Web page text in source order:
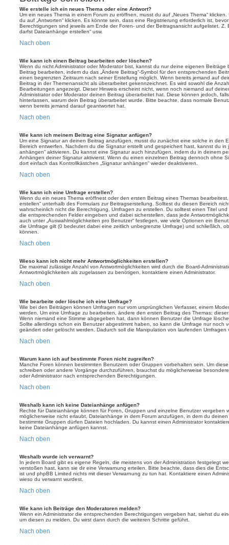
Wie erstelle ich ein neues Thema oder eine Antwort?
Um ein neues Thema in einem Forum zu eröffnen, musst du auf „Neues Thema“
du auf „Antworten“ klicken. Es könnte sein, dass eine Registrierung erforderlich ist,
Berechtigungen sind jeweils am Ende der Foren- und der Beitragsansicht aufgelistet. Z.
darfst Dateianhänge erstellen“ usw.
Nach oben
Wie kann ich einen Beitrag bearbeiten oder löschen?
Wenn du nicht Administrator oder Moderator bist, kannst du nur deine eigenen
Beitrag bearbeiten, indem du das „Ändere Beitrag“-Symbol für den entsprechenden
einen begrenzten Zeitraum nach seiner Erstellung möglich. Wenn bereits jemand auf
Beitrag in der Themenansicht als überarbeitet gekennzeichnet. Es wird sowohl die
Bearbeitungen angezeigt. Dieser Hinweis erscheint nicht, wenn noch niemand auf
Administrator oder Moderator deinen Beitrag überarbeitet hat. Diese können jedoch,
hinterlassen, warum dein Beitrag überarbeitet wurde. Bitte beachte, dass normale
wenn bereits jemand darauf geantwortet hat.
Nach oben
Wie kann ich meinem Beitrag eine Signatur anfügen?
Um eine Signatur an deinen Beitrag anzufügen, musst du zunächst eine solche in den
Bereich entwerfen. Nachdem du die Signatur erstellt und gespeichert hast, kannst du in
anhängen“ aktivieren. Du kannst eine Signatur auch hinzufügen, indem du in deinem
Anhängen deiner Signatur aktivierst. Wenn du einen einzelnen Beitrag dennoch ohne
dort einfach das Kontrollkästchen „Signatur anhängen“ wieder deaktivieren.
Nach oben
Wie kann ich eine Umfrage erstellen?
Wenn du ein neues Thema eröffnest oder den ersten Beitrag eines Themas
erstellen“ unterhalb des Formulars zur Beitragserstellung. Solltest du diesen Bereich
wahrscheinlich nicht die Berechtigung, Umfragen zu erstellen. Du solltest einen Titel
die entsprechenden Felder eingeben und dabei sicherstellen, dass jede
auch unter „Auswahlmöglichkeiten pro Benutzer“ festlegen, wie viele Optionen ein
die Umfrage gilt (0 bedeutet dabei eine zeitlich unbegrenzte Umfrage) und schließlich,
können.
Nach oben
Wieso kann ich nicht mehr Antwortmöglichkeiten erstellen?
Die maximal zulässige Anzahl von Antwortmöglichkeiten wird durch die Board-
Antwortmöglichkeiten als zugelassen zu benötigen, kontaktiere einen Administrator.
Nach oben
Wie bearbeite oder lösche ich eine Umfrage?
Wie bei den Beiträgen können Umfragen nur vom ursprünglichen Verfasser, einem
werden. Um eine Umfrage zu bearbeiten, ändere den ersten Beitrag des Themas;
Wenn niemand eine Stimme abgegeben hat, dann können Benutzer die Umfrage
Sollte allerdings schon ein Benutzer abgestimmt haben, so kann die Umfrage nur noch
geändert oder gelöscht werden. Dadurch soll die Manipulation von laufenden Umfragen
Nach oben
Warum kann ich auf bestimmte Foren nicht zugreifen?
Manche Foren können bestimmten Benutzern oder Gruppen vorbehalten sein. Um
schreiben oder andere Vorgänge durchzuführen, brauchst du möglicherweise
oder Administrator nach entsprechenden Berechtigungen.
Nach oben
Weshalb kann ich keine Dateianhänge anfügen?
Rechte für Dateianhänge können für Foren, Gruppen und einzelne Benutzer vergeben
möglicherweise nicht erlaubt, Dateianhänge in dem Forum anzufügen, in dem du
bestimmte Gruppen dürfen Dateien hochladen. Du kannst einen Administrator
keine Dateianhänge anfügen kannst.
Nach oben
Weshalb wurde ich verwarnt?
In jedem Board gibt es eigene Regeln, die meistens von der Administration festgelegt
verstoßen hast, kann sie dir eine Verwarnung erteilen. Bitte beachte, dass dies die
ist und phpBB Limited nichts mit dieser Verwarnung zu tun hat. Kontaktiere einen
wieso du verwarnt wurdest.
Nach oben
Wie kann ich Beiträge den Moderatoren melden?
Wenn ein Administrator die entsprechenden Berechtigungen vergeben hat, siehst du
um diesen zu melden. Du wirst dann durch die weiteren Schritte geführt.
Nach oben